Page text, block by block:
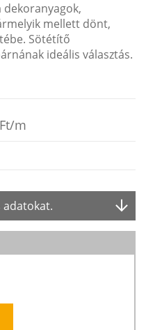
mellett dönt,
Sötétítő
ideális választás.
Ft/m
adatokat.